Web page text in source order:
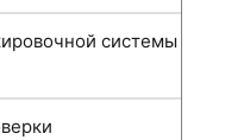
системы